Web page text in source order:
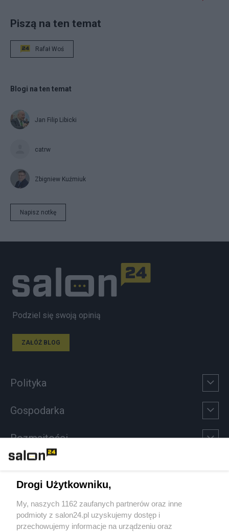
Piszą na ten temat
Rafał Woś
Blogi na ten temat
Jan Filip Libicki
catrw
Zbigniew Kuźmiuk
Napisz notkę
Podziel się swoją opinią
ZAŁÓŻ BLOG
Polityka
Gospodarka
Rozmaitości
Sport
Społeczeństwo
Drogi Użytkowniku,
My, naszych 1162 zaufanych partnerów oraz inne
podmioty z salon24.pl uzyskujemy dostęp i
przechowujemy informacje na urządzeniu oraz